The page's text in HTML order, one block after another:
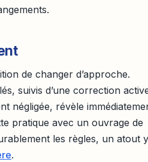
de changer d’approche.
suivis d’une correction
négligée, révèle
pratique avec un ouvrage de
les règles, un atout y
.